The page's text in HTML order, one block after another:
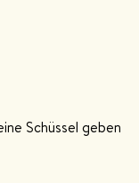
Schüssel geben